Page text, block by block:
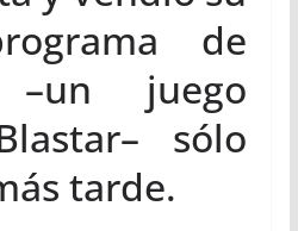
de
–un juego
sólo
tarde.